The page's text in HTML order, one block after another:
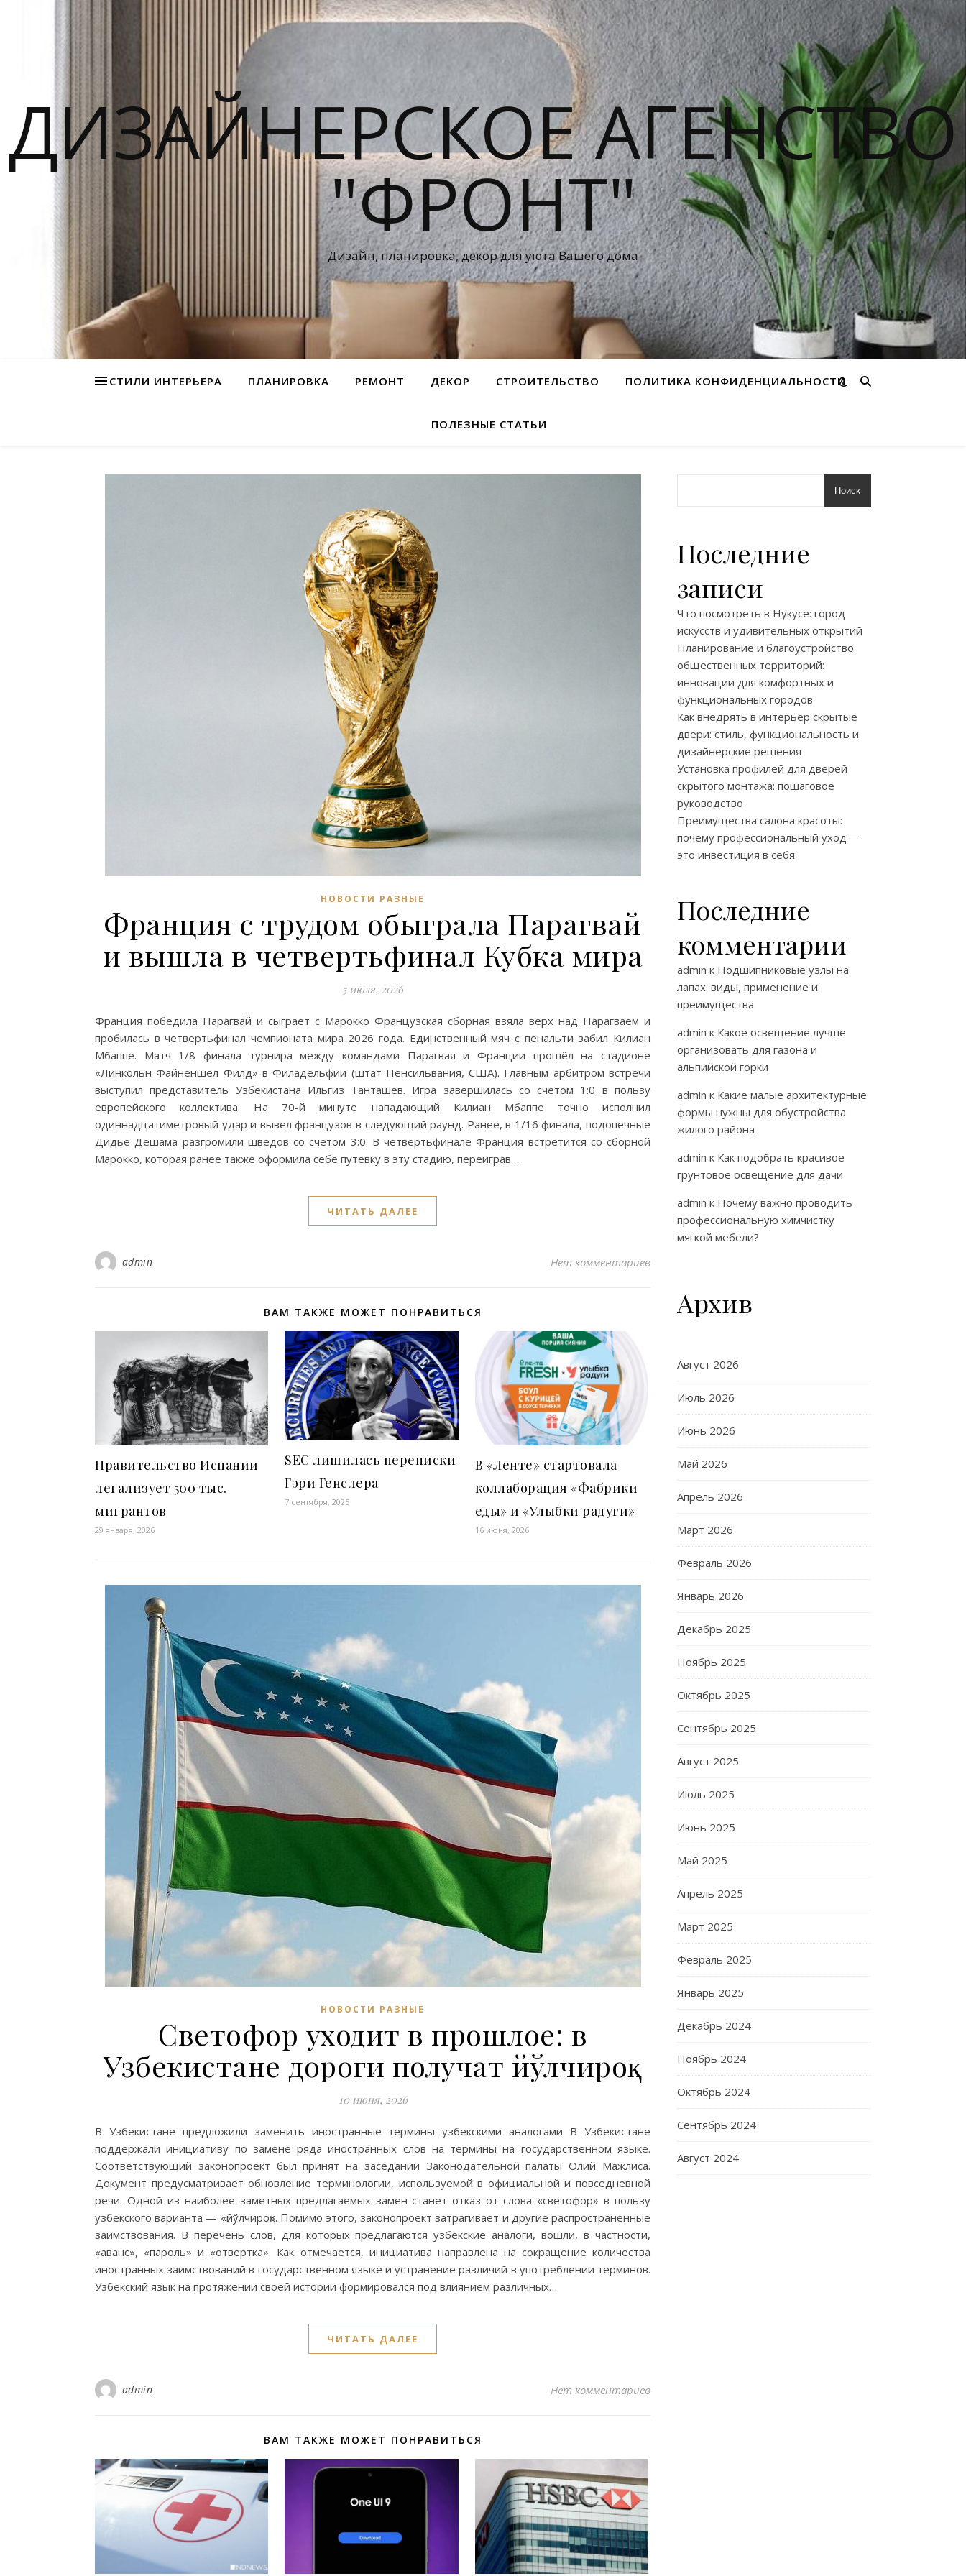
ДИЗАЙНЕРСКОЕ АГЕНСТВО
"ФРОНТ"
Дизайн, планировка, декор для уюта Вашего дома
СТИЛИ ИНТЕРЬЕРА ПЛАНИРОВКА РЕМОНТ ДЕКОР СТРОИТЕЛЬСТВО ПОЛИТИКА КОНФИДЕНЦИАЛЬНОСТИ
ПОЛЕЗНЫЕ СТАТЬИ
НОВОСТИ РАЗНЫЕ
Франция с трудом обыграла Парагвай
и вышла в четвертьфинал Кубка мира
5 июля, 2026
Франция победила Парагвай и сыграет с Марокко Французская сборная взяла верх над Парагваем и
пробилась в четвертьфинал чемпионата мира 2026 года. Единственный мяч с пенальти забил Килиан
Мбаппе. Матч 1/8 финала турнира между командами Парагвая и Франции прошёл на стадионе
«Линкольн Файненшел Филд» в Филадельфии (штат Пенсильвания, США). Главным арбитром встречи
выступил представитель Узбекистана Ильгиз Танташев. Игра завершилась со счётом 1:0 в пользу
европейского коллектива. На 70-й минуте нападающий Килиан Мбаппе точно исполнил
одиннадцатиметровый удар и вывел французов в следующий раунд. Ранее, в 1/16 финала, подопечные
Дидье Дешама разгромили шведов со счётом 3:0. В четвертьфинале Франция встретится со сборной
Марокко, которая ранее также оформила себе путёвку в эту стадию, переиграв…
ЧИТАТЬ ДАЛЕЕ
admin Нет комментариев
ВАМ ТАКЖЕ МОЖЕТ ПОНРАВИТЬСЯ
Правительство Испании
легализует 500 тыс.
мигрантов
29 января, 2026
SEC лишилась переписки
Гэри Генслера
7 сентября, 2025
В «Ленте» стартовала
коллаборация «Фабрики
еды» и «Улыбки радуги»
16 июня, 2026
НОВОСТИ РАЗНЫЕ
Светофор уходит в прошлое: в
Узбекистане дороги получат йўлчироқ
10 июня, 2026
В Узбекистане предложили заменить иностранные термины узбекскими аналогами В Узбекистане
поддержали инициативу по замене ряда иностранных слов на термины на государственном языке.
Соответствующий законопроект был принят на заседании Законодательной палаты Олий Мажлиса.
Документ предусматривает обновление терминологии, используемой в официальной и повседневной
речи. Одной из наиболее заметных предлагаемых замен станет отказ от слова «светофор» в пользу
узбекского варианта — «йўлчироқ». Помимо этого, законопроект затрагивает и другие распространенные
заимствования. В перечень слов, для которых предлагаются узбекские аналоги, вошли, в частности,
«аванс», «пароль» и «отвертка». Как отмечается, инициатива направлена на сокращение количества
иностранных заимствований в государственном языке и устранение различий в употреблении терминов.
Узбекский язык на протяжении своей истории формировался под влиянием различных…
ЧИТАТЬ ДАЛЕЕ
admin Нет комментариев
ВАМ ТАКЖЕ МОЖЕТ ПОНРАВИТЬСЯ
Поиск
Последние
записи
Что посмотреть в Нукусе: город
искусств и удивительных открытий
Планирование и благоустройство
общественных территорий:
инновации для комфортных и
функциональных городов
Как внедрять в интерьер скрытые
двери: стиль, функциональность и
дизайнерские решения
Установка профилей для дверей
скрытого монтажа: пошаговое
руководство
Преимущества салона красоты:
почему профессиональный уход —
это инвестиция в себя
Последние
комментарии
admin к Подшипниковые узлы на
лапах: виды, применение и
преимущества
admin к Какое освещение лучше
организовать для газона и
альпийской горки
admin к Какие малые архитектурные
формы нужны для обустройства
жилого района
admin к Как подобрать красивое
грунтовое освещение для дачи
admin к Почему важно проводить
профессиональную химчистку
мягкой мебели?
Архив
Август 2026
Июль 2026
Июнь 2026
Май 2026
Апрель 2026
Март 2026
Февраль 2026
Январь 2026
Декабрь 2025
Ноябрь 2025
Октябрь 2025
Сентябрь 2025
Август 2025
Июль 2025
Июнь 2025
Май 2025
Апрель 2025
Март 2025
Февраль 2025
Январь 2025
Декабрь 2024
Ноябрь 2024
Октябрь 2024
Сентябрь 2024
Август 2024